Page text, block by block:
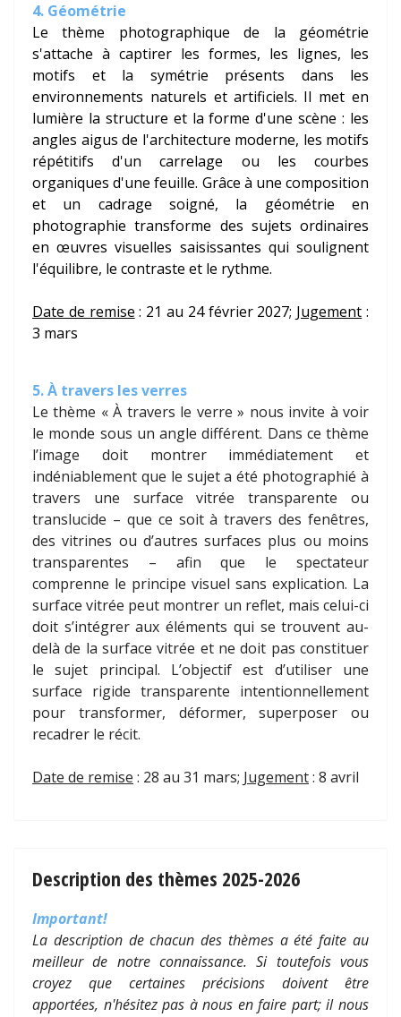
4. Géométrie
Le thème photographique de la géométrie
s'attache à captirer les formes, les lignes, les
motifs et la symétrie présents dans les
environnements naturels et artificiels. Il met en
lumière la structure et la forme d'une scène : les
angles aigus de l'architecture moderne, les motifs
répétitifs d'un carrelage ou les courbes
organiques d'une feuille. Grâce à une composition
et un cadrage soigné, la géométrie en
photographie transforme des sujets ordinaires
en œuvres visuelles saisissantes qui soulignent
l'équilibre, le contraste et le rythme.
Date de remise : 21 au 24 février 2027; Jugement :
3 mars
5. À travers les verres
Le thème « À travers le verre » nous invite à voir
le monde sous un angle différent. Dans ce thème
l’image doit montrer immédiatement et
indéniablement que le sujet a été photographié à
travers une surface vitrée transparente ou
translucide – que ce soit à travers des fenêtres,
des vitrines ou d’autres surfaces plus ou moins
transparentes – afin que le spectateur
comprenne le principe visuel sans explication. La
surface vitrée peut montrer un reflet, mais celui-ci
doit s’intégrer aux éléments qui se trouvent au-
delà de la surface vitrée et ne doit pas constituer
le sujet principal. L’objectif est d’utiliser une
surface rigide transparente intentionnellement
pour transformer, déformer, superposer ou
recadrer le récit.
Date de remise : 28 au 31 mars; Jugement: 8 avril
Description des thèmes 2025-2026
Important!
La description de chacun des thèmes a été faite au
meilleur de notre connaissance. Si toutefois vous
croyez que certaines précisions doivent être
apportées, n'hésitez pas à nous en faire part; il nous